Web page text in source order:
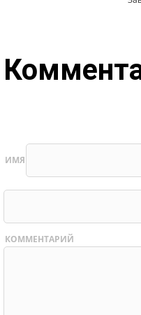
ИМЯ
КОММЕНТАРИЙ